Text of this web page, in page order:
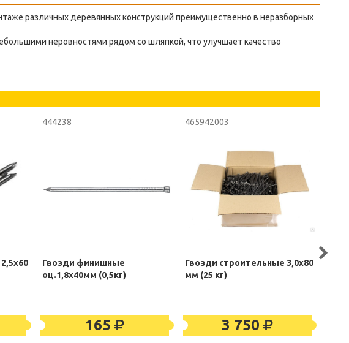
различных деревянных конструкций преимущественно в неразборных
неровностями рядом со шляпкой, что улучшает качество
444238
Гвозди финишные
оц.1,8х40мм (0,5кг)
165
465942003
Гвозди строительные 3,0х80
мм (25 кг)
3 750